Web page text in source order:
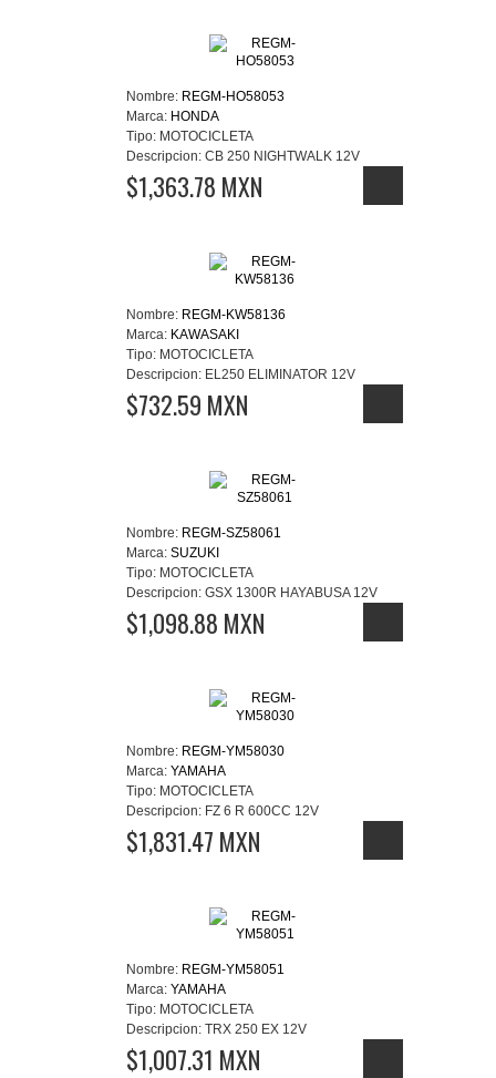
Nombre: REGM-HO58053
Marca: HONDA
Tipo: MOTOCICLETA
Descripcion: CB 250 NIGHTWALK 12V
$1,363.78 MXN
Nombre: REGM-KW58136
Marca: KAWASAKI
Tipo: MOTOCICLETA
Descripcion: EL250 ELIMINATOR 12V
$732.59 MXN
Nombre: REGM-SZ58061
Marca: SUZUKI
Tipo: MOTOCICLETA
Descripcion: GSX 1300R HAYABUSA 12V
$1,098.88 MXN
Nombre: REGM-YM58030
Marca: YAMAHA
Tipo: MOTOCICLETA
Descripcion: FZ 6 R 600CC 12V
$1,831.47 MXN
Nombre: REGM-YM58051
Marca: YAMAHA
Tipo: MOTOCICLETA
Descripcion: TRX 250 EX 12V
$1,007.31 MXN